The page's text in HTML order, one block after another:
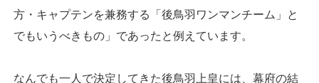
方・キャプテンを兼務する「後鳥羽ワンマンチーム」と
でもいうべきもの」であったと例えています。
なんでも一人で決定してきた後鳥羽上皇には、幕府の結